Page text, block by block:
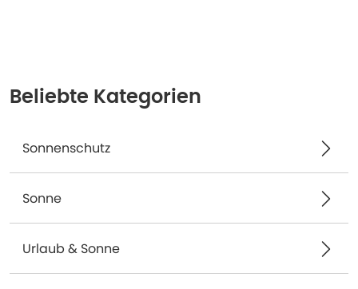
Beliebte Kategorien
Sonnenschutz
Sonne
Urlaub & Sonne